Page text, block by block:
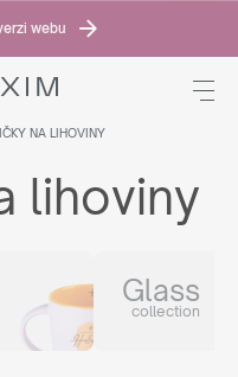
webu
NA LIHOVINY
lihoviny
Glass
collection